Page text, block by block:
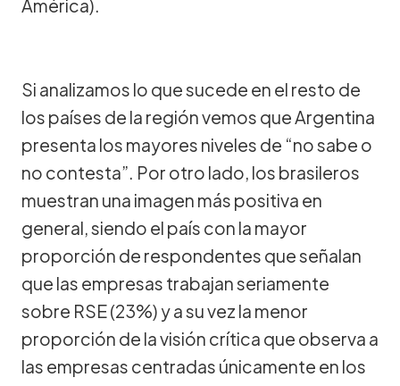
América).
Si analizamos lo que sucede en el resto de
los países de la región vemos que Argentina
presenta los mayores niveles de “no sabe o
no contesta”. Por otro lado, los brasileros
muestran una imagen más positiva en
general, siendo el país con la mayor
proporción de respondentes que señalan
que las empresas trabajan seriamente
sobre RSE (23%) y a su vez la menor
proporción de la visión crítica que observa a
las empresas centradas únicamente en los